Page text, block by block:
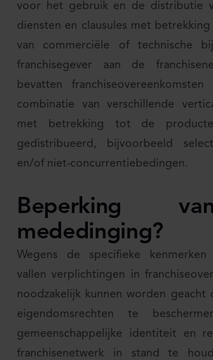
voor het gebruik en de distributie
diensten en clausules met
van commerciële of technische
franchisegever aan de
bevatten
combinatie van verschillende
met betrekking tot de
gedistribueerd, bijvoorbeeld
en/of niet-concurrentiebedingen.
Beperking
mededinging?
Wegens de specifieke kenmerken
vallen verplichtingen in
noodzakelijk kunnen worden geacht
eigendomsrechten te
gemeenschappelijke identiteit en
franchisenetwerk in stand te